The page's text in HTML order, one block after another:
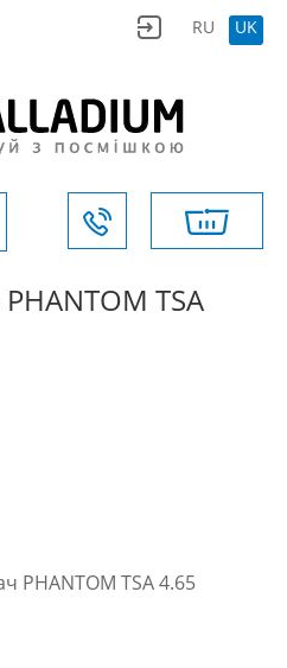
RU UK
PHANTOM TSA